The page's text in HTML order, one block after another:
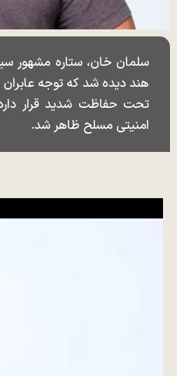
سلمان خان، ستاره مشهور
هند دیده شد که توجه عابران
تحت حفاظت شدید قرار
امنیتی مسلح ظاهر شد.